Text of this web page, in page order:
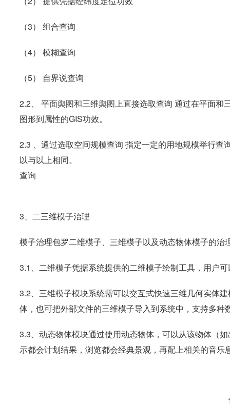
（3） 组合查询
（4） 模糊查询
（5） 自界说查询
2.2、 平面舆图和三维舆图上直接选取查询 通过在平面
图形到属性的GIS功效。
2.3 、通过选取空间规模查询 指定一定的用地规模举行
以与以上相同。
查询
3、二三维模子治理
模子治理包罗二维模子、三维模子以及动态物体模子的治
3.1、二维模子凭据系统提供的二维模子绘制工具，用户
3.2、三维模子模块系统需可以交互式快速三维几何实体
体，也可把外部文件的三维模子导入到系统中，支持多
3.3、动态物体模块通过使用动态物体，可以从该物体（
示都会计划结果，浏览都会经典景观，再配上相关的音